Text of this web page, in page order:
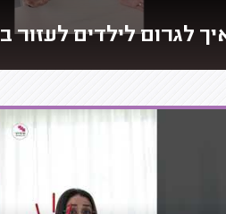
לגרום לילדים לעזור